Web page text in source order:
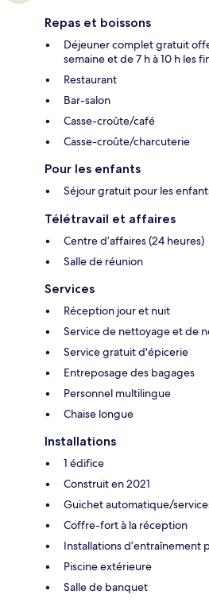
Repas et boissons
Déjeuner complet gratuit
semaine et de 7 h à 10 h les
Restaurant
Bar-salon
Casse-croûte/café
Casse-croûte/charcuterie
Pour les enfants
Séjour gratuit pour les
Télétravail et affaires
Centre d’affaires (24 heures)
Salle de réunion
Services
Réception jour et nuit
Service de nettoyage et de
Service gratuit d'épicerie
Entreposage des bagages
Personnel multilingue
Chaise longue
Installations
1 édifice
Construit en 2021
Guichet automatique/
Coffre-fort à la réception
Installations d’entraînement
Piscine extérieure
Salle de banquet